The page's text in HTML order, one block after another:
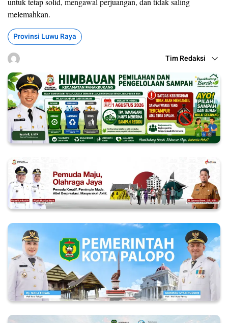
melemahkan.
Provinsi Luwu Raya
Tim Redaksi